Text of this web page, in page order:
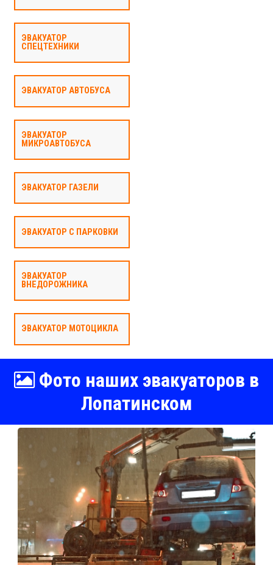
ЭВАКУАТОР
СПЕЦТЕХНИКИ
ЭВАКУАТОР АВТОБУСА
ЭВАКУАТОР
МИКРОАВТОБУСА
ЭВАКУАТОР ГАЗЕЛИ
ЭВАКУАТОР С ПАРКОВКИ
ЭВАКУАТОР
ВНЕДОРОЖНИКА
ЭВАКУАТОР МОТОЦИКЛА
Фото наших эвакуаторов в
Лопатинском